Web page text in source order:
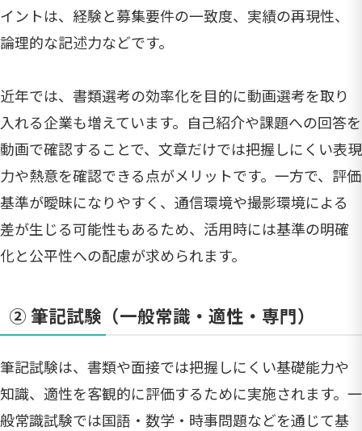
イントは、経験と募集要件の一致度、実績の再現性、
論理的な記述力などです。
近年では、書類選考の効率化を目的に動画選考を取り
入れる企業も増えています。自己紹介や課題への回答を
動画で確認することで、文章だけでは把握しにくい表現
力や熱意を確認できる点がメリットです。一方で、評価
基準が曖昧になりやすく、通信環境や撮影環境による
差が生じる可能性もあるため、活用時には基準の明確
化と公平性への配慮が求められます。
② 筆記試験（一般常識・適性・専門）
筆記試験は、書類や面接では把握しにくい基礎能力や
知識、適性を客観的に評価するために実施されます。一
般常識試験では国語・数学・時事問題などを通じて基